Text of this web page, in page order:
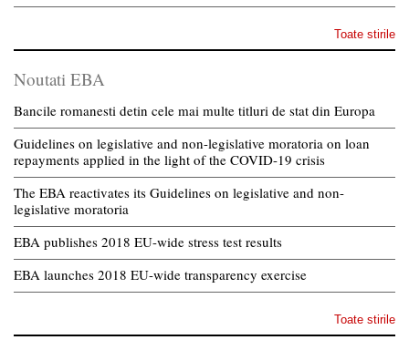
Toate stirile
Noutati EBA
Bancile romanesti detin cele mai multe titluri de stat din Europa
Guidelines on legislative and non-legislative moratoria on loan
repayments applied in the light of the COVID-19 crisis
The EBA reactivates its Guidelines on legislative and non-
legislative moratoria
EBA publishes 2018 EU-wide stress test results
EBA launches 2018 EU-wide transparency exercise
Toate stirile